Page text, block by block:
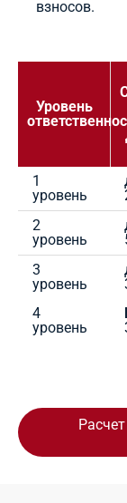
взносов.
Уровень
1
уровень
2
уровень
3
уровень
4
уровень